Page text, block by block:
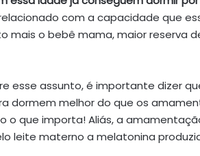
com a capacidade que
mais o bebê mama, maior reserva
esse assunto, é importante dizer
dormem melhor do que os
o que importa! Aliás, a
leite materno a melatonina